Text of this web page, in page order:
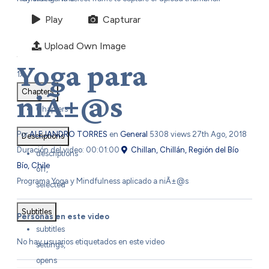
-0:00
Playback Rate
1x
Chapters
Chapters
Descriptions
descriptions
off,
selected
Subtitles
subtitles
settings,
opens
Play Capturar
Upload Own Image
Yoga para
niÃ±@s
PorALEJANDRO TORRES en General 5308 views 27th Ago, 2018
Duración del video: 00:01:00
Chillan, Chillán, Región del Bío
Bío, Chile
Programa Yoga y Mindfulness aplicado a niÃ±@s
Personas en este video
No hay usuarios etiquetados en este video